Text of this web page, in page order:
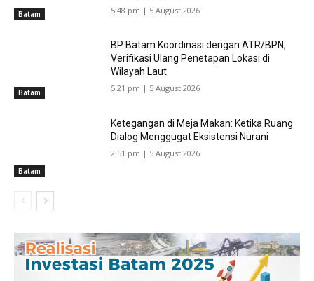
Batam 5:48 pm | 5 August 2026
Batam
BP Batam Koordinasi dengan ATR/BPN,
Verifikasi Ulang Penetapan Lokasi di
Wilayah Laut
5:21 pm | 5 August 2026
Batam
Ketegangan di Meja Makan: Ketika Ruang
Dialog Menggugat Eksistensi Nurani
2:51 pm | 5 August 2026